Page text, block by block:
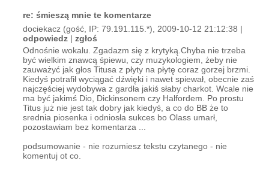
re: śmieszą mnie te komentarze
dociekacz (gość, IP: 79.191.115.*), 2009-10-12 21:12:38 |
odpowiedz |zgłoś
Odnośnie wokalu. Zgadazm się z krytyką.Chyba nie trzeba
być wielkim znawcą śpiewu, czy muzykologiem, żeby nie
zauważyć jak głos Titusa z płyty na płytę coraz gorzej brzmi.
Kiedyś potrafił wyciągać dźwięki i nawet spiewał, obecnie zaś
najczęściej wydobywa z gardła jakiś słaby charkot. Wcale nie
ma być jakimś Dio, Dickinsonem czy Halfordem. Po prostu
Titus już nie jest tak dobry jak kiedyś, a co do BB że to
srednia piosenka i odniosła sukces bo Olass umarł,
pozostawiam bez komentarza ...
podsumowanie - nie rozumiesz tekstu czytanego - nie
komentuj ot co.